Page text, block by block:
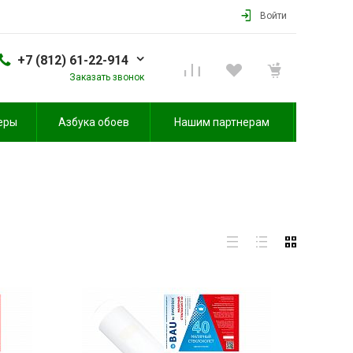
Войти
+7 (812) 61-22-914
Заказать звонок
Азбука обоев Нашим партнерам